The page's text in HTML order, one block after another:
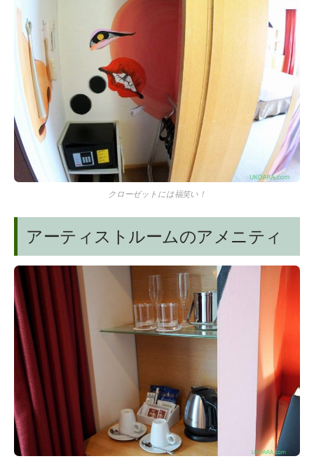
クローゼットには福笑い！
アーティストルームのアメニティ